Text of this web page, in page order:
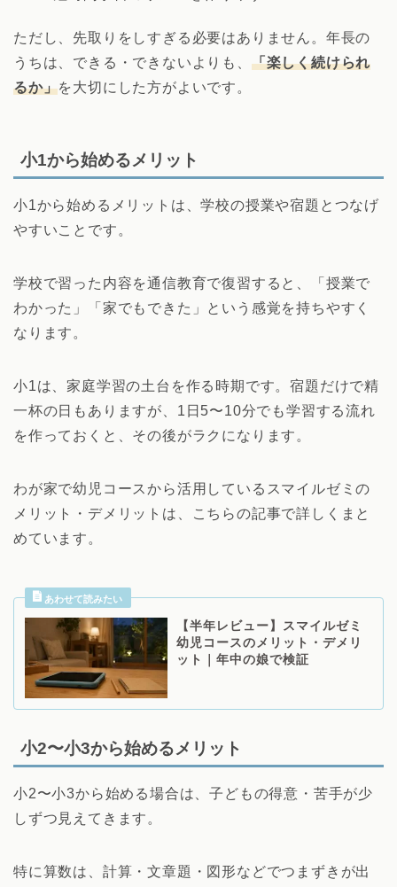
ただし、先取りをしすぎる必要はありません。年長の
うちは、できる・できないよりも、 「楽しく続けられ
るか」を大切にした方がよいです。
小1から始めるメリット
小1から始めるメリットは、学校の授業や宿題とつなげ
やすいことです。
学校で習った内容を通信教育で復習すると、「授業で
わかった」「家でもできた」という感覚を持ちやすく
なります。
小1は、家庭学習の土台を作る時期です。宿題だけで精
一杯の日もありますが、1日5〜10分でも学習する流れ
を作っておくと、その後がラクになります。
わが家で幼児コースから活用しているスマイルゼミの
メリット・デメリットは、こちらの記事で詳しくまと
めています。
【半年レビュー】スマイルゼミ
幼児コースのメリット・デメリ
ット｜年中の娘で検証
小2〜小3から始めるメリット
小2〜小3から始める場合は、子どもの得意・苦手が少
しずつ見えてきます。
特に算数は、計算・文章題・図形などでつまずきが出